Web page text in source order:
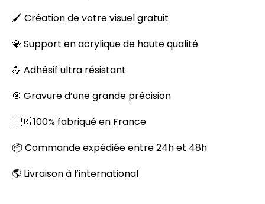
🖌️ Création de votre visuel gratuit
💎 Support en acrylique de haute qualité
💪 Adhésif ultra résistant
🎯 Gravure d’une grande précision
🇫🇷 100% fabriqué en France
📦 Commande expédiée entre 24h et 48h
🌎 Livraison à l’international